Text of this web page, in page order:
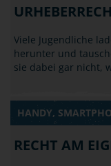
Viele Jugendliche
herunter und
sie dabei gar nicht,
HANDY,
RECHT AM